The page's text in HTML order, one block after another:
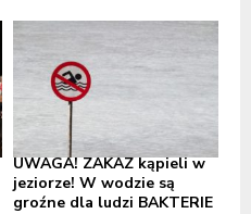
UWAGA! ZAKAZ kąpieli w
jeziorze! W wodzie są
groźne dla ludzi BAKTERIE